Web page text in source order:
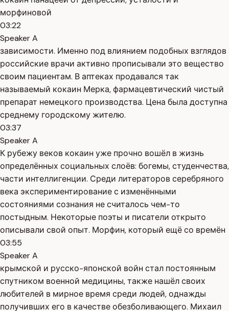
морфиновой
03:22
Speaker A
зависимости. Именно под влиянием подобных взглядов
российские врачи активно прописывали это вещество
своим пациентам. В аптеках продавался так
называемый кокаин Мерка, фармацевтический чистый
препарат немецкого производства. Цена была доступна
среднему городскому жителю.
03:37
Speaker A
К рубежу веков кокаин уже прочно вошёл в жизнь
определённых социальных слоёв: богемы, студенчества,
части интеллигенции. Среди литераторов серебряного
века экспериментирование с изменёнными
состояниями сознания не считалось чем-то
постыдным. Некоторые поэты и писатели открыто
описывали свой опыт. Морфин, который ещё со времён
03:55
Speaker A
крымской и русско-японской войн стал постоянным
спутником военной медицины, также нашёл своих
любителей в мирное время среди людей, однажды
получивших его в качестве обезболивающего. Михаил